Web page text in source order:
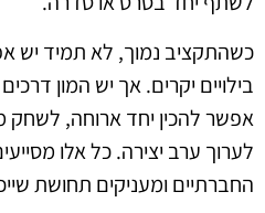
כשהתקציב נמוך, לא תמיד יש
בילויים יקרים. אך יש המון
אפשר להכין יחד ארוחה, לשחק
לערוך ערב יצירה. כל אלו
החברתיים ומעניקים תחושת